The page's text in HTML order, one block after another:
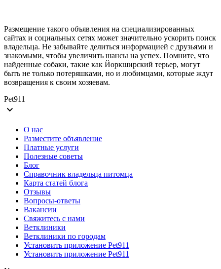
Размещение такого объявления на специализированных
сайтах и социальных сетях может значительно ускорить поиск
владельца. Не забывайте делиться информацией с друзьями и
знакомыми, чтобы увеличить шансы на успех. Помните, что
найденные собаки, такие как Йоркширский терьер, могут
быть не только потеряшками, но и любимцами, которые ждут
возвращения к своим хозяевам.
Pet911
expand_more
О нас
Разместите объявление
Платные услуги
Полезные советы
Блог
Справочник владельца питомца
Карта статей блога
Отзывы
Вопросы-ответы
Вакансии
Свяжитесь с нами
Ветклиники
Ветклиники по городам
Установить приложение Pet911
Установить приложение Pet911